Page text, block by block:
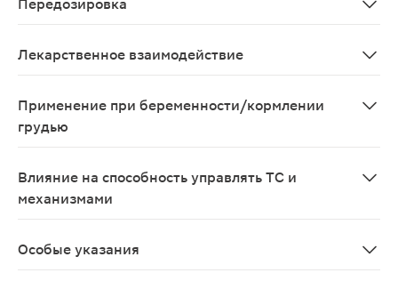
Передозировка
Лекарственное взаимодействие
Применение при беременности/кормлении
грудью
Влияние на способность управлять ТС и
механизмами
Особые указания